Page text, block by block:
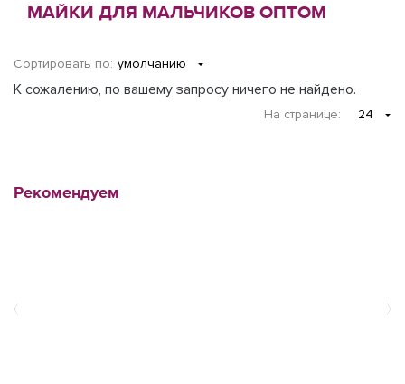
МАЙКИ ДЛЯ МАЛЬЧИКОВ ОПТОМ
Сортировать по: умолчанию
К сожалению, по вашему запросу ничего не найдено.
На странице: 24
Рекомендуем